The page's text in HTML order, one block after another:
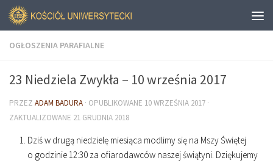
OGŁOSZENIA PARAFIALNE
23 Niedziela Zwykła – 10 września 2017
PRZEZ ADAM BADURA · OPUBLIKOWANE 10 WRZEŚNIA 2017 ·
ZAKTUALIZOWANE 21 GRUDNIA 2018
Dziś w drugą niedzielę miesiąca modlimy się na Mszy Świętej
o godzinie12:30 za ofiarodawców naszej świątyni. Dziękujemy